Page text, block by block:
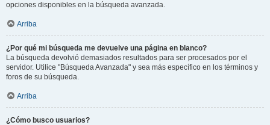
opciones disponibles en la búsqueda avanzada.
Arriba
¿Por qué mi búsqueda me devuelve una página en blanco?
La búsqueda devolvió demasiados resultados para ser procesados por el
servidor. Utilice "Búsqueda Avanzada" y sea más específico en los términos y
foros de su búsqueda.
Arriba
¿Cómo busco usuarios?